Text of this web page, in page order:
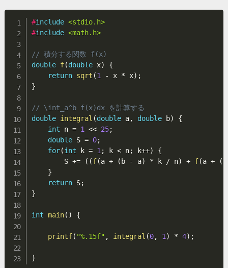
/
n)
a)
/
n )
n
#include <stdio.h>
#include <math.h>
// 積分する関数 f(x)
double f(double x)
{
return sqrt (1 - x * x) ;
}
// \int_a^b f(x)dx を計算する
double integral (double a, double b)
{
int n = 1 << 25;
double S = 0;
for(int k = 1 ; k < n; k++)
{
        S
+= ( (f(a + ( b - a) * k / n) + f(a + (
}
return S;
}
int main( ) {
printf( "%.15f" , integral (0, 1 ) * 4) ;
}